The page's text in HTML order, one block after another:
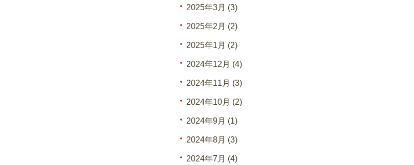
2025年3月 (3)
2025年2月 (2)
2025年1月 (2)
2024年12月 (4)
2024年11月 (3)
2024年10月 (2)
2024年9月 (1)
2024年8月 (3)
2024年7月 (4)